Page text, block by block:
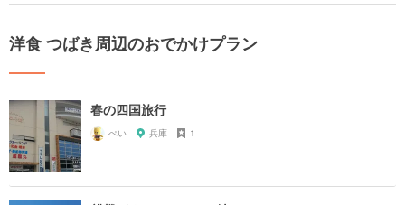
洋食 つばき周辺のおでかけプラン
春の四国旅行
ぺい 兵庫 1